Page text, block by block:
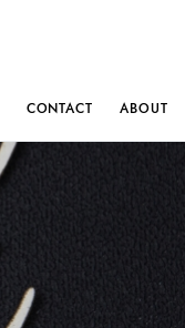
CONTACT ABOUT